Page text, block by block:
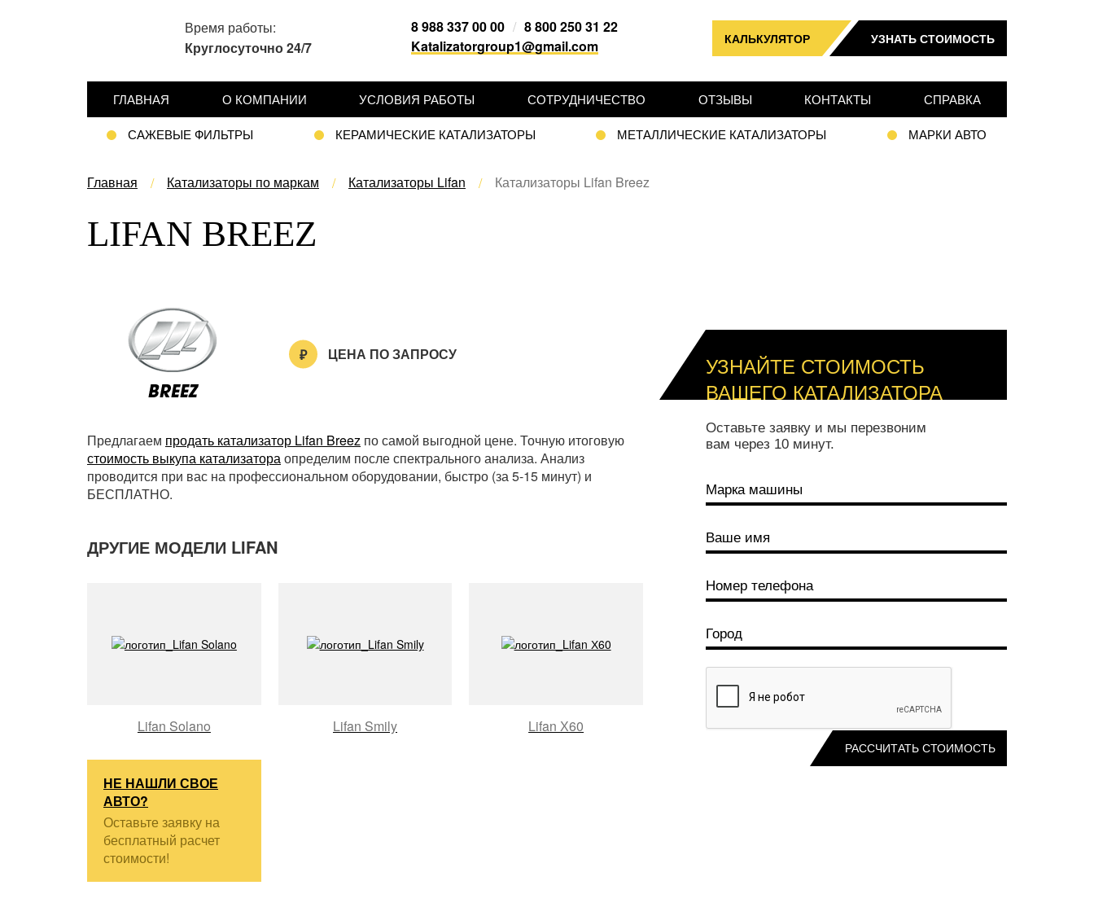
Время работы:
Круглосуточно 24/7
8 988 337 00 00 / 8 800 250 31 22
Katalizatorgroup1@gmail.com
КАЛЬКУЛЯТОР УЗНАТЬ СТОИМОСТЬ
ГЛАВНАЯ О КОМПАНИИ УСЛОВИЯ РАБОТЫ СОТРУДНИЧЕСТВО ОТЗЫВЫ КОНТАКТЫ СПРАВКА
САЖЕВЫЕ ФИЛЬТРЫ КЕРАМИЧЕСКИЕ КАТАЛИЗАТОРЫ МЕТАЛЛИЧЕСКИЕ КАТАЛИЗАТОРЫ МАРКИ АВТО
Главная Катализаторы по маркам Катализаторы Lifan Катализаторы Lifan Breez
LIFAN BREEZ
ЦЕНА ПО ЗАПРОСУ
Предлагаем продать катализатор Lifan Breez по самой выгодной цене. Точную итоговую
стоимость выкупа катализатораопределим после спектрального анализа. Анализ
проводится при вас на профессиональном оборудовании, быстро (за 5-15 минут) и
БЕСПЛАТНО.
ДРУГИЕ МОДЕЛИ LIFAN
Lifan Solano Lifan Smily Lifan Х60
НЕ НАШЛИ СВОЕ
АВТО?
Оставьте заявку на
бесплатный расчет
стоимости!
УЗНАЙТЕ СТОИМОСТЬ
ВАШЕГО КАТАЛИЗАТОРА
Оставьте заявку и мы перезвоним
вам через 10 минут.